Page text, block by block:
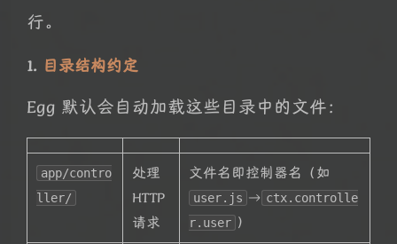
行。
1. 目录结构约定
Egg 默认会自动加载这些目录中的文件：
app/contro
ller/
处理
HTTP
请求
文件名即控制器名（如
user.js → ctx.controlle
r.user ）